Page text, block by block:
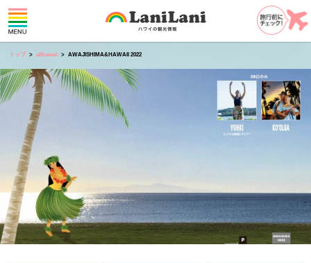
トップ allhawaii AWAJISHIMA&HAWAII 2022